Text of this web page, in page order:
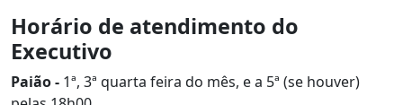
Horário de atendimento do
Executivo
Paião - 1ª, 3ª quarta feira do mês, e a 5ª (se houver)